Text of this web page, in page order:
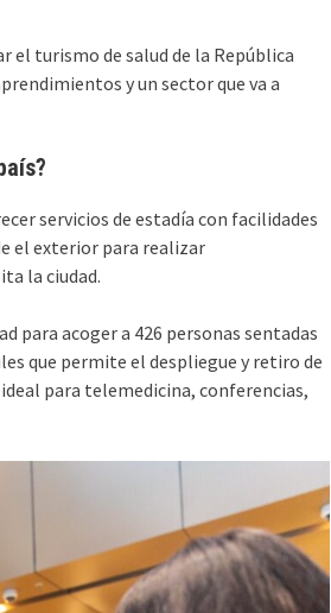
el turismo de salud de la República
y un sector que va a
servicios de estadía con facilidades
el exterior para realizar
la ciudad.
para acoger a 426 personas sentadas
que permite el despliegue y retiro de
para telemedicina, conferencias,